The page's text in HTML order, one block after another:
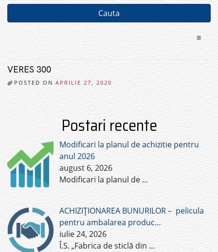
≡
VERES 300
POSTED ON APRILIE 27, 2020
Postari recente
Modificari la planul de achizitie pentru
anul 2026
august 6, 2026
Modificari la planul de ...
ACHIZIȚIONAREA BUNURILOR – pelicula
pentru ambalarea produc…
iulie 24, 2026
Î.S. „Fabrica de sticlă din ...